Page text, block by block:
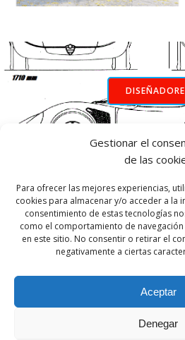
Gestionar el
de las
Para ofrecer las mejores experiencias,
cookies para almacenar y/o acceder a la
consentimiento de estas tecnologías
como el comportamiento de
en este sitio. No consentir o retirar el
negativamente a ciertas
Aceptar
Denegar
INICIO
© 2026 Par Motor Club.